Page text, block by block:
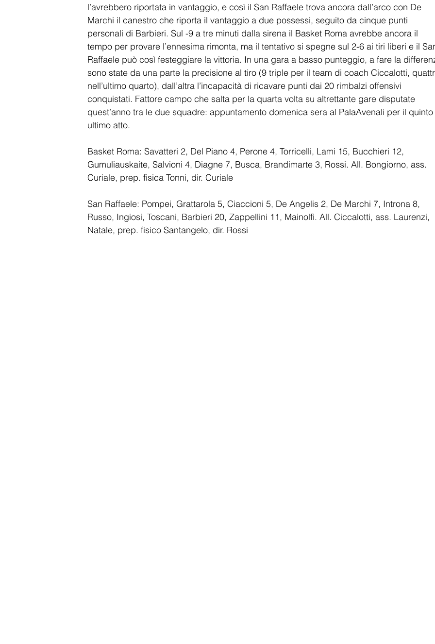
l’avrebbero riportata in vantaggio, e così il San Raffaele trova ancora dall’arco con De
Marchi il canestro che riporta il vantaggio a due possessi, seguito da cinque punti
personali di Barbieri. Sul -9 a tre minuti dalla sirena il Basket Roma avrebbe ancora il
tempo per provare l’ennesima rimonta, ma il tentativo si spegne sul 2-6 ai tiri liberi e il
Raffaele può così festeggiare la vittoria. In una gara a basso punteggio, a fare la
sono state da una parte la precisione al tiro (9 triple per il team di coach Ciccalotti,
nell’ultimo quarto), dall’altra l’incapacità di ricavare punti dai 20 rimbalzi offensivi
conquistati. Fattore campo che salta per la quarta volta su altrettante gare disputate
quest’anno tra le due squadre: appuntamento domenica sera al PalaAvenali per il
ultimo atto.
Basket Roma: Savatteri 2, Del Piano 4, Perone 4, Torricelli, Lami 15, Bucchieri 12,
Gumuliauskaite, Salvioni 4, Diagne 7, Busca, Brandimarte 3, Rossi. All. Bongiorno, ass.
Curiale, prep. fisica Tonni, dir. Curiale
San Raffaele: Pompei, Grattarola 5, Ciaccioni 5, De Angelis 2, De Marchi 7, Introna 8,
Russo, Ingiosi, Toscani, Barbieri 20, Zappellini 11, Mainolfi. All. Ciccalotti, ass. Laurenzi,
Natale, prep. fisico Santangelo, dir. Rossi